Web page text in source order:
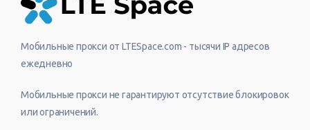
Мобильные прокси от LTESpace.com - тысячи IP адресов
ежедневно
Мобильные прокси не гарантируют отсутствие блокировок
или ограничений.